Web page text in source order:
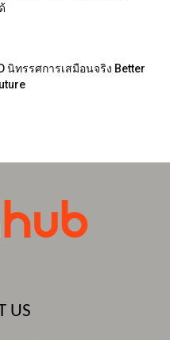
นิทรรศการเสมือนจริง Better
US